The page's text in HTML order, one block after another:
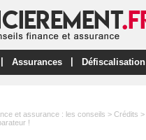
Assurances Défiscalisation
et assurance : les conseils > Crédits >
!